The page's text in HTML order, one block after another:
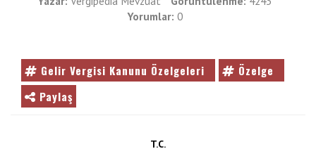
Yorumlar: 0
Gelir Vergisi Kanunu Özelgeleri
Özelge
Paylaş
T.C.